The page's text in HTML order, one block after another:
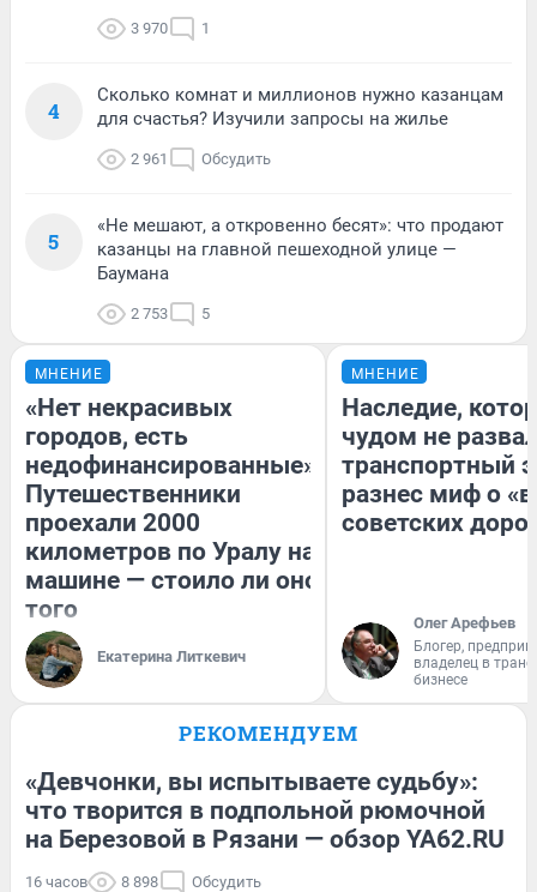
3 970 1
4
Сколько комнат и миллионов нужно казанцам
для счастья? Изучили запросы на жилье
2 961 Обсудить
5
«Не мешают, а откровенно бесят»: что продают
казанцы на главной пешеходной улице —
Баумана
2 753 5
МНЕНИЕ
«Нет некрасивых
городов, есть
недофинансированные».
Путешественники
проехали 2000
километров по Уралу на
машине — стоило ли оно
того
Екатерина Литкевич
МНЕНИЕ
Наследие,
чудом не
транспортный
разнес миф о
советских
Олег Арефьев
Блогер,
владелец в
бизнесе
РЕКОМЕНДУЕМ
«Девчонки, вы испытываете судьбу»:
что творится в подпольной рюмочной
на Березовой в Рязани — обзор YA62.RU
16 часов 8 898 Обсудить